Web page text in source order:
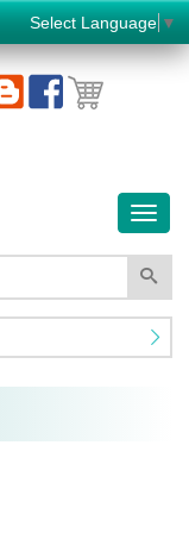
Select Language ▼